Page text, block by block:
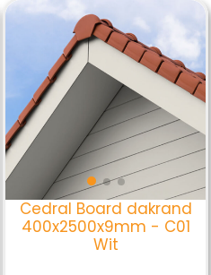
Cedral Board dakrand
400x2500x9mm - C01
Wit